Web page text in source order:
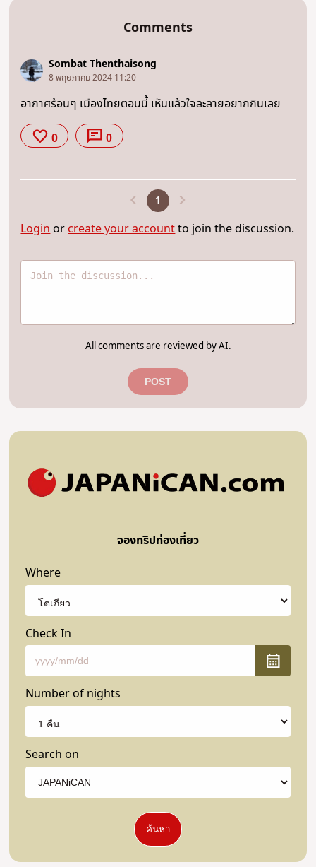
Comments
Sombat Thenthaisong
8 พฤษภาคม 2024 11:20
อากาศร้อนๆ เมืองไทยตอนนี้ เห็นแล้วใจละลายอยากกินเลย
0 0
1
Loginorcreate your accountto join the discussion.
All comments are reviewed by AI.
POST
จองทริปท่องเที่ยว
Where
Check In
Number of nights
Search on
ค้นหา